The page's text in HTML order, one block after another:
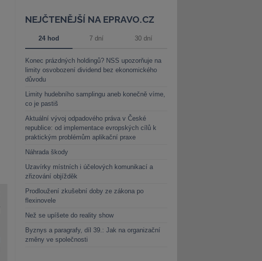
NEJČTENĚJŠÍ NA EPRAVO.CZ
24 hod 7 dní 30 dní
Konec prázdných holdingů? NSS upozorňuje na
limity osvobození dividend bez ekonomického
důvodu
Limity hudebního samplingu aneb konečně víme,
co je pastiš
Aktuální vývoj odpadového práva v České
republice: od implementace evropských cílů k
praktickým problémům aplikační praxe
Náhrada škody
Uzavírky místních i účelových komunikací a
zřizování objížděk
Prodloužení zkušební doby ze zákona po
flexinovele
Než se upíšete do reality show
Byznys a paragrafy, díl 39.: Jak na organizační
změny ve společnosti